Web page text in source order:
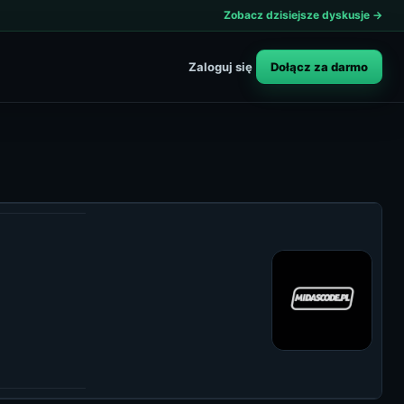
Zobacz dzisiejsze dyskusje →
Zaloguj się Dołącz za darmo